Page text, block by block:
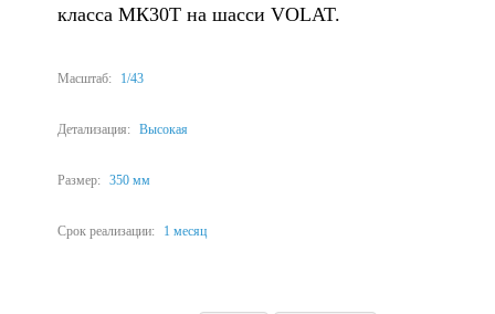
класса МК30Т на шасси VOLAT.
Масштаб: 1/43
Детализация: Высокая
Размер: 350 мм
Срок реализации: 1 месяц